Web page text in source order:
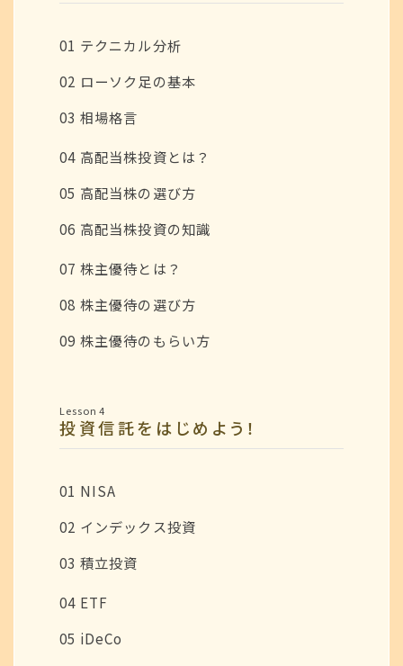
01 テクニカル分析
02 ローソク足の基本
03 相場格言
04 高配当株投資とは？
05 高配当株の選び方
06 高配当株投資の知識
07 株主優待とは？
08 株主優待の選び方
09 株主優待のもらい方
Lesson 4
投資信託をはじめよう！
01 NISA
02 インデックス投資
03 積立投資
04 ETF
05 iDeCo